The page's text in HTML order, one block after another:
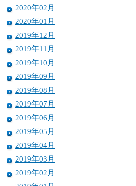
2020年02月
2020年01月
2019年12月
2019年11月
2019年10月
2019年09月
2019年08月
2019年07月
2019年06月
2019年05月
2019年04月
2019年03月
2019年02月